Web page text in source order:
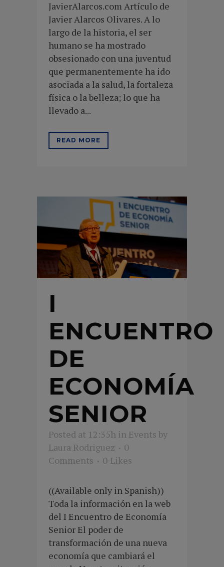
JavierAlarcos.com Artículo de
Javier Alarcos Olivares. A lo
largo de la historia, el ser
humano se ha mostrado
obsesionado con una juventud
que permanentemente ha ido
asociada a la salud, la fortaleza
física o la belleza; lo que ha
llevado a...
READ MORE
I
ENCUENTRO
DE
ECONOMÍA
SENIOR
Posted at 12:35h in Events by
Laura Rodriguez
0
Comments
0 Likes
((Available only in Spanish))
Toda la información en la web
del I Encuentro de Economía
Senior El poder de
transformación de una nueva
economía que cambiará el